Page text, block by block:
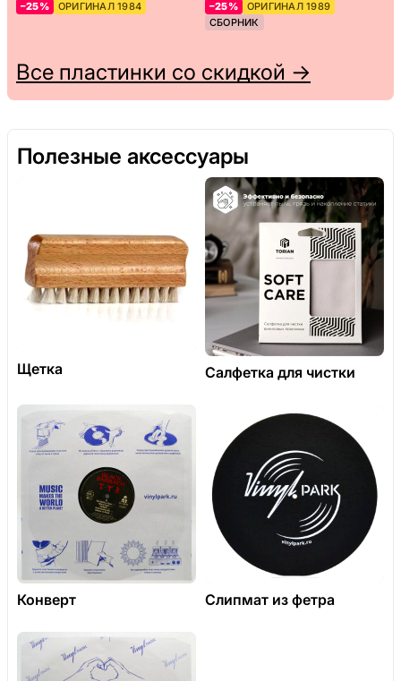
–25% ОРИГИНАЛ 1984 –25%
ОРИГИНАЛ 1989
СБОРНИК
Все пластинки со скидкой →
Полезные аксессуары
Щетка Салфетка для чистки
Конверт Слипмат из фетра